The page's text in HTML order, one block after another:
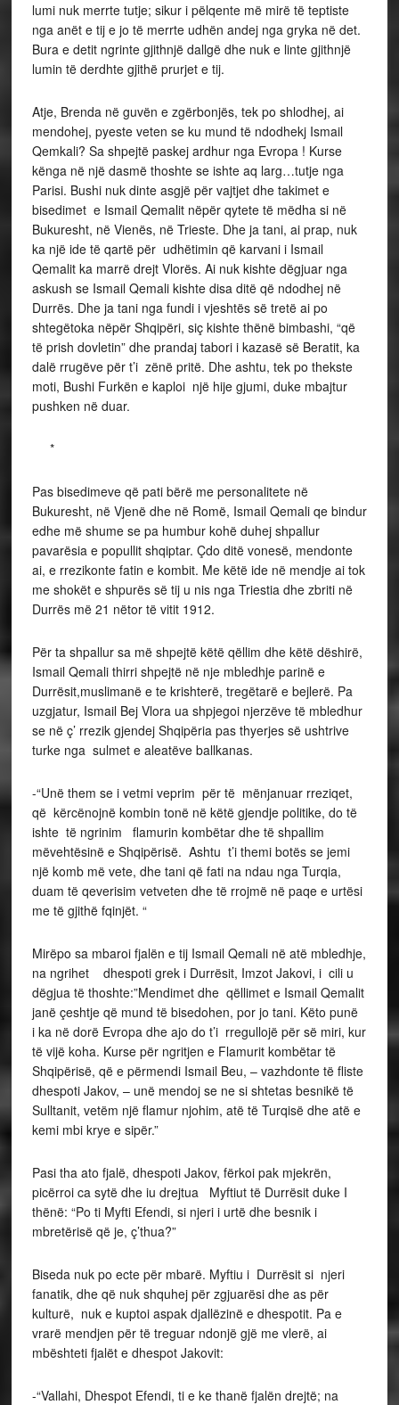
lumi nuk merrte tutje; sikur i pëlqente më mirë të teptiste
nga anët e tij e jo të merrte udhën andej nga gryka në det.
Bura e detit ngrinte gjithnjë dallgë dhe nuk e linte gjithnjë
lumin të derdhte gjithë prurjet e tij.
Atje, Brenda në guvën e zgërbonjës, tek po shlodhej, ai
mendohej, pyeste veten se ku mund të ndodhekj Ismail
Qemkali? Sa shpejtë paskej ardhur nga Evropa ! Kurse
kënga në një dasmë thoshte se ishte aq larg…tutje nga
Parisi. Bushi nuk dinte asgjë për vajtjet dhe takimet e
bisedimet e Ismail Qemalit nëpër qytete të mëdha si në
Bukuresht, në Vienës, në Trieste. Dhe ja tani, ai prap, nuk
ka një ide të qartë për udhëtimin që karvani i Ismail
Qemalit ka marrë drejt Vlorës. Ai nuk kishte dëgjuar nga
askush se Ismail Qemali kishte disa ditë që ndodhej në
Durrës. Dhe ja tani nga fundi i vjeshtës së tretë ai po
shtegëtoka nëpër Shqipëri, siç kishte thënë bimbashi, “që
të prish dovletin” dhe prandaj tabori i kazasë së Beratit, ka
dalë rrugëve për t’i zënë pritë. Dhe ashtu, tek po thekste
moti, Bushi Furkën e kaploi një hije gjumi, duke mbajtur
pushken në duar.
*
Pas bisedimeve që pati bërë me personalitete në
Bukuresht, në Vjenë dhe në Romë, Ismail Qemali qe bindur
edhe më shume se pa humbur kohë duhej shpallur
pavarësia e popullit shqiptar. Çdo ditë vonesë, mendonte
ai, e rrezikonte fatin e kombit. Me këtë ide në mendje ai tok
me shokët e shpurës së tij u nis nga Triestia dhe zbriti në
Durrës më 21 nëtor të vitit 1912.
Për ta shpallur sa më shpejtë këtë qëllim dhe këtë dëshirë,
Ismail Qemali thirri shpejtë në nje mbledhje parinë e
Durrësit,muslimanë e te krishterë, tregëtarë e bejlerë. Pa
uzgjatur, Ismail Bej Vlora ua shpjegoi njerzëve të mbledhur
se në ç’ rrezik gjendej Shqipëria pas thyerjes së ushtrive
turke nga sulmet e aleatëve ballkanas.
-“Unë them se i vetmi veprim për të mënjanuar rreziqet,
që kërcënojnë kombin tonë në këtë gjendje politike, do të
ishte të ngrinim flamurin kombëtar dhe të shpallim
mëvehtësinë e Shqipërisë. Ashtu t’i themi botës se jemi
një komb më vete, dhe tani që fati na ndau nga Turqia,
duam të qeverisim vetveten dhe të rrojmë në paqe e urtësi
me të gjithë fqinjët. “
Mirëpo sa mbaroi fjalën e tij Ismail Qemali në atë mbledhje,
na ngrihet dhespoti grek i Durrësit, Imzot Jakovi, i cili u
dëgjua të thoshte:”Mendimet dhe qëllimet e Ismail Qemalit
janë çeshtje që mund të bisedohen, por jo tani. Këto punë
i ka në dorë Evropa dhe ajo do t’i rregullojë për së miri, kur
të vijë koha. Kurse për ngritjen e Flamurit kombëtar të
Shqipërisë, që e përmendi Ismail Beu, – vazhdonte të fliste
dhespoti Jakov, – unë mendoj se ne si shtetas besnikë të
Sulltanit, vetëm një flamur njohim, atë të Turqisë dhe atë e
kemi mbi krye e sipër.”
Pasi tha ato fjalë, dhespoti Jakov, fërkoi pak mjekrën,
picërroi ca sytë dhe iu drejtua Myftiut të Durrësit duke I
thënë: “Po ti Myfti Efendi, si njeri i urtë dhe besnik i
mbretërisë që je, ç’thua?”
Biseda nuk po ecte për mbarë. Myftiu i Durrësit si njeri
fanatik, dhe që nuk shquhej për zgjuarësi dhe as për
kulturë, nuk e kuptoi aspak djallëzinë e dhespotit. Pa e
vrarë mendjen për të treguar ndonjë gjë me vlerë, ai
mbështeti fjalët e dhespot Jakovit:
-“Vallahi, Dhespot Efendi, ti e ke thanë fjalën drejtë; na